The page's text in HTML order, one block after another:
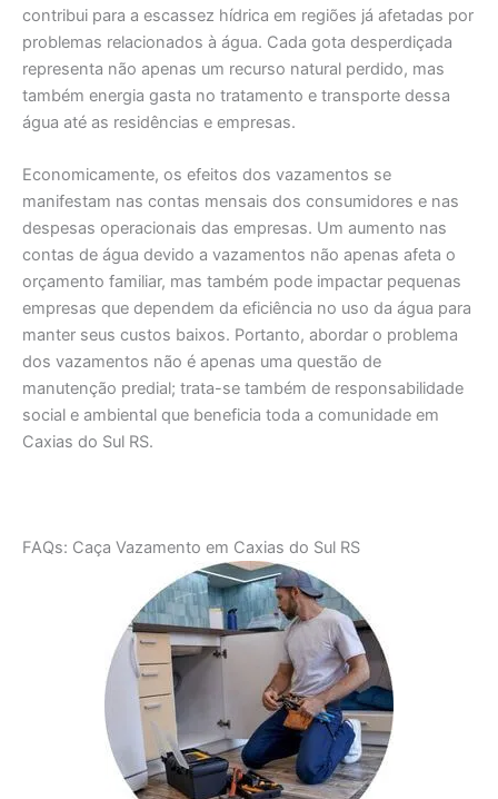
contribui para a escassez hídrica em regiões já afetadas por
problemas relacionados à água. Cada gota desperdiçada
representa não apenas um recurso natural perdido, mas
também energia gasta no tratamento e transporte dessa
água até as residências e empresas.
Economicamente, os efeitos dos vazamentos se
manifestam nas contas mensais dos consumidores e nas
despesas operacionais das empresas. Um aumento nas
contas de água devido a vazamentos não apenas afeta o
orçamento familiar, mas também pode impactar pequenas
empresas que dependem da eficiência no uso da água para
manter seus custos baixos. Portanto, abordar o problema
dos vazamentos não é apenas uma questão de
manutenção predial; trata-se também de responsabilidade
social e ambiental que beneficia toda a comunidade em
Caxias do Sul RS.
FAQs: Caça Vazamento em Caxias do Sul RS